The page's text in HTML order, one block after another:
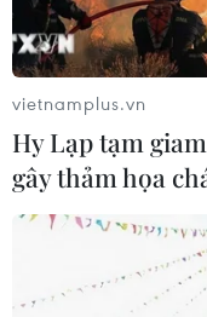
TIN CÙNG
Thổ Nhĩ Kỳ tăng
bắt giữ hơn 100
vietnamplus.vn
Hy Lạp tạm
gây thảm họa